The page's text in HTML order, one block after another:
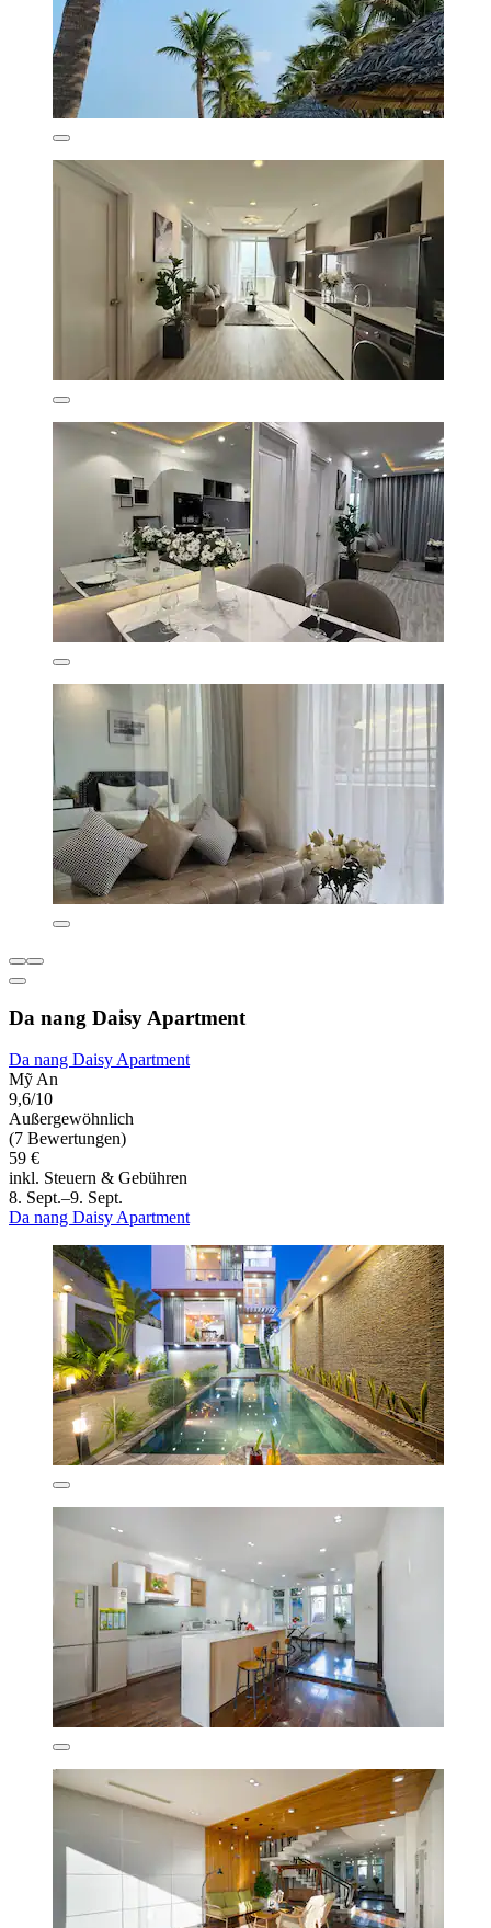
Da nang Daisy Apartment
Da nang Daisy Apartment
Mỹ An
9,6/10
Außergewöhnlich
(7 Bewertungen)
59 €
inkl. Steuern & Gebühren
8. Sept.–9. Sept.
Da nang Daisy Apartment